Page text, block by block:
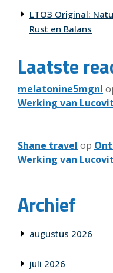
LTO3 Original:
Rust en Balans
Laatste
melatonine5mgnl
Werking van
Shane travel op
Werking van
Archief
augustus 2026
juli 2026